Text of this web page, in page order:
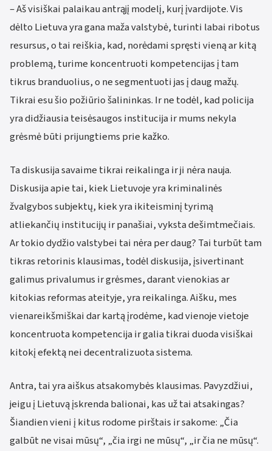
– Aš visiškai palaikau antrąjį modelį, kurį įvardijote. Vis
dėlto Lietuva yra gana maža valstybė, turinti labai ribotus
resursus, o tai reiškia, kad, norėdami spręsti vieną ar kitą
problemą, turime koncentruoti kompetencijas į tam
tikrus branduolius, o ne segmentuoti jas į daug mažų.
Tikrai esu šio požiūrio šalininkas. Ir ne todėl, kad policija
yra didžiausia teisėsaugos institucija ir mums nekyla
grėsmė būti prijungtiems prie kažko.
Ta diskusija savaime tikrai reikalinga ir ji nėra nauja.
Diskusija apie tai, kiek Lietuvoje yra kriminalinės
žvalgybos subjektų, kiek yra ikiteisminį tyrimą
atliekančių institucijų ir panašiai, vyksta dešimtmečiais.
Ar tokio dydžio valstybei tai nėra per daug? Tai turbūt tam
tikras retorinis klausimas, todėl diskusija, įsivertinant
galimus privalumus ir grėsmes, darant vienokias ar
kitokias reformas ateityje, yra reikalinga. Aišku, mes
vienareikšmiškai dar kartą įrodėme, kad vienoje vietoje
koncentruota kompetencija ir galia tikrai duoda visiškai
kitokį efektą nei decentralizuota sistema.
Antra, tai yra aiškus atsakomybės klausimas. Pavyzdžiui,
jeigu į Lietuvą įskrenda balionai, kas už tai atsakingas?
Šiandien vieni į kitus rodome pirštais ir sakome: „Čia
galbūt ne visai mūsų“, „čia irgi ne mūsų“, „ir čia ne mūsų“.